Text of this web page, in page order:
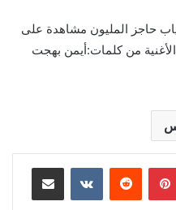
حاجز المليون مشاهدة على
من كلمات:أيمن بهجت
بينتيريست مشاركة عبر البريد